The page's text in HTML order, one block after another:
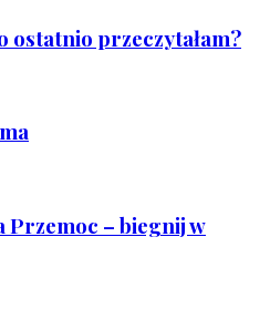
ostatnio przeczytałam?
Przemoc – biegnij w